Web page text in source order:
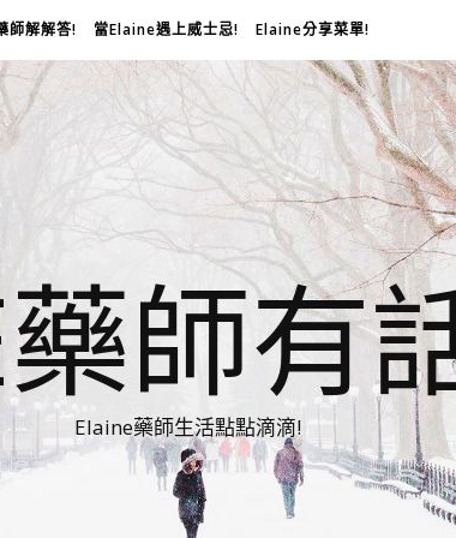
師解解答! 當Elaine遇上威士忌! Elaine分享菜單!
師有
Elaine藥師生活點點滴滴!